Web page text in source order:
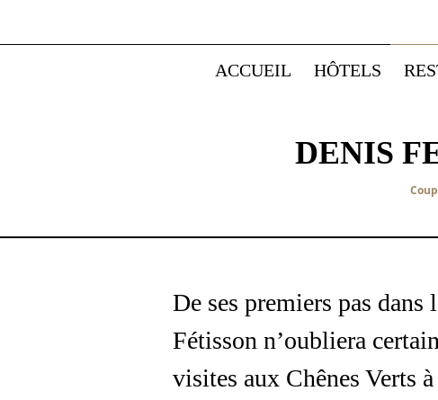
ACCUEIL HÔTELS
DENIS
De ses premiers pas
Fétisson n’oubliera
visites aux Chênes Verts